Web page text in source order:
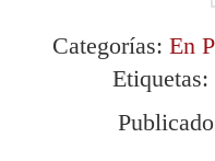
Categorías: En
Etiquetas: